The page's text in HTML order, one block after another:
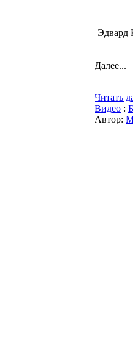
Эдвард
Далее...
Читать
Видео :
Автор: